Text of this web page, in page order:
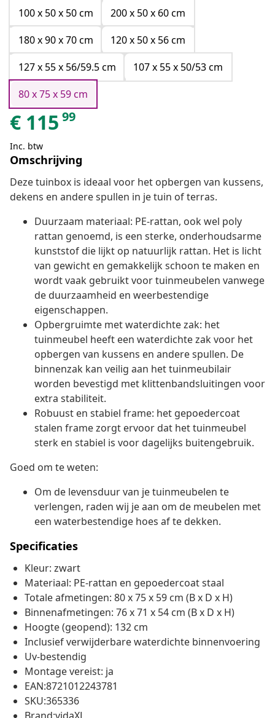
100 x 50 x 50 cm
200 x 50 x 60 cm
180 x 90 x 70 cm
120 x 50 x 56 cm
127 x 55 x 56/59.5 cm
107 x 55 x 50/53 cm
80 x 75 x 59 cm
€ 115 99
Inc. btw
Omschrijving
Deze tuinbox is ideaal voor het opbergen van kussens,
dekens en andere spullen in je tuin of terras.
Duurzaam materiaal: PE-rattan, ook wel poly
rattan genoemd, is een sterke, onderhoudsarme
kunststof die lijkt op natuurlijk rattan. Het is licht
van gewicht en gemakkelijk schoon te maken en
wordt vaak gebruikt voor tuinmeubelen vanwege
de duurzaamheid en weerbestendige
eigenschappen.
Opbergruimte met waterdichte zak: het
tuinmeubel heeft een waterdichte zak voor het
opbergen van kussens en andere spullen. De
binnenzak kan veilig aan het tuinmeubilair
worden bevestigd met klittenbandsluitingen voor
extra stabiliteit.
Robuust en stabiel frame: het gepoedercoat
stalen frame zorgt ervoor dat het tuinmeubel
sterk en stabiel is voor dagelijks buitengebruik.
Goed om te weten:
Om de levensduur van je tuinmeubelen te
verlengen, raden wij je aan om de meubelen met
een waterbestendige hoes af te dekken.
Specificaties
Kleur: zwart
Materiaal: PE-rattan en gepoedercoat staal
Totale afmetingen: 80 x 75 x 59 cm (B x D x H)
Binnenafmetingen: 76 x 71 x 54 cm (B x D x H)
Hoogte (geopend): 132 cm
Inclusief verwijderbare waterdichte binnenvoering
Uv-bestendig
Montage vereist: ja
EAN:8721012243781
SKU:365336